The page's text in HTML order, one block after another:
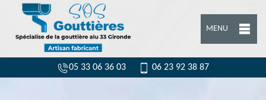
MENU
05 33 06 36 03 06 23 92 38 87